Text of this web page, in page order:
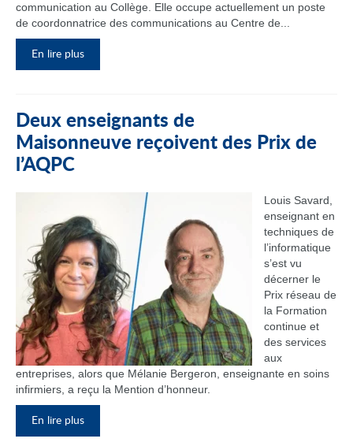
communication au Collège. Elle occupe actuellement un poste
de coordonnatrice des communications au Centre de...
En lire plus
Deux enseignants de
Maisonneuve reçoivent des Prix de
l’AQPC
Louis Savard,
enseignant en
techniques de
l’informatique
s’est vu
décerner le
Prix réseau de
la Formation
continue et
des services
aux
entreprises, alors que Mélanie Bergeron, enseignante en soins
infirmiers, a reçu la Mention d’honneur.
En lire plus